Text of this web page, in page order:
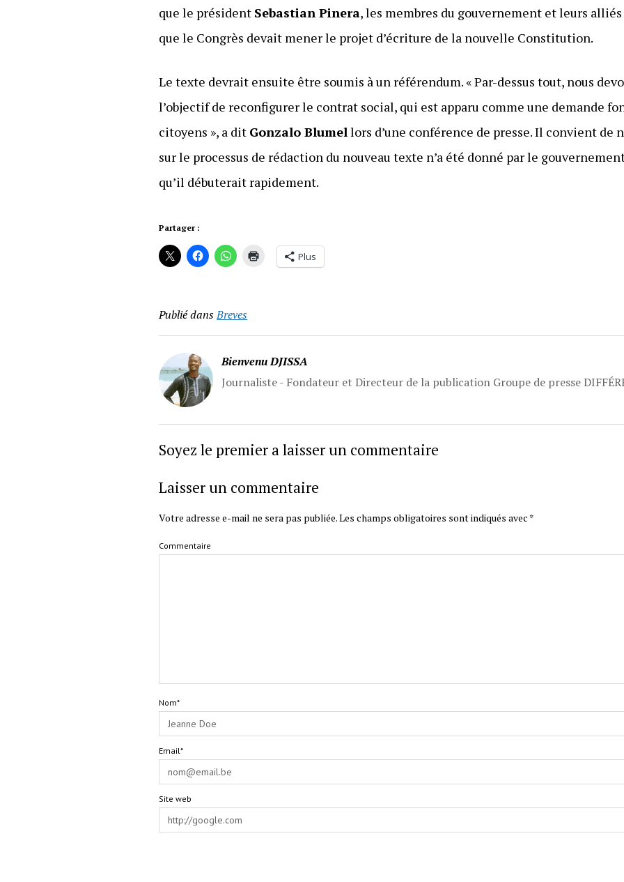
que le président Sebastian Pinera, les membres du gouvernement et leurs
que le Congrès devait mener le projet d’écriture de la nouvelle Constitution.
Le texte devrait ensuite être soumis à un référendum. « Par-dessus tout, nous
l’objectif de reconfigurer le contrat social, qui est apparu comme une demande
citoyens », a dit Gonzalo Blumellors d’une conférence de presse. Il convient de
sur le processus de rédaction du nouveau texte n’a été donné par le
qu’il débuterait rapidement.
Partager :
Plus
Publié dansBreves
Bienvenu DJISSA
Journaliste - Fondateur et Directeur de la publication Groupe de presse
Soyez le premier a laisser un commentaire
Laisser un commentaire
Votre adresse e-mail ne sera pas publiée.Les champs obligatoires sont indiqués avec *
Commentaire
Nom*
Email*
Site web